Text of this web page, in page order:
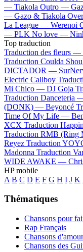
— Tiakola Outro —
— Gazo & Tiakola
La League — Werenoi
— PLK No love —
Top traduction
Traduction des fleurs —
Traduction Coulda
DICTADOR —
Electric Callboy
Mi Chico — DJ Goja
Traduction Danceteria
(DONK) — Beyoncé
Time Of My Life —
XCX Traduction
Traduction RMB
Reyez Traduction
Madonna Traduction
WIDE AWAKE —
HP mobile
A B C D E F G H I J K
Thématiques
Chansons pour
Rap Français
Chansons d'amour
Chansons des